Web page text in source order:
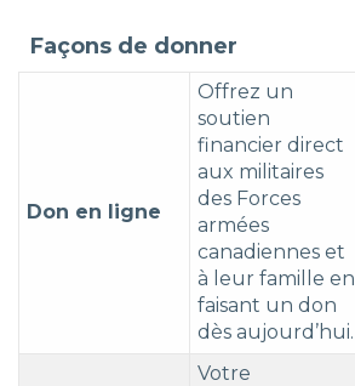
Façons de donner
Don en ligne
Offrez un
soutien
financier direct
aux militaires
des Forces
armées
canadiennes et
à leur famille en
faisant un don
dès aujourd’hui.
Votre